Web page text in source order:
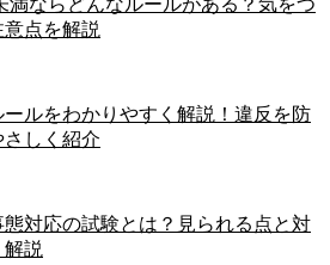
点を解説
ールをわかりやすく解説！違反を防
さしく紹介
態対応の試験とは？見られる点と対
説